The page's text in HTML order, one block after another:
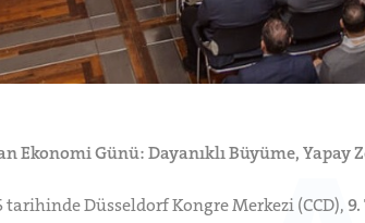
Ekonomi Günü: Dayanıklı Büyüme,
tarihinde Düsseldorf Kongre Merkezi (CCD),